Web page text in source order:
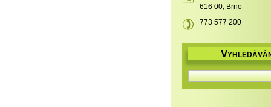
616 00, Brno
773 577 200
V